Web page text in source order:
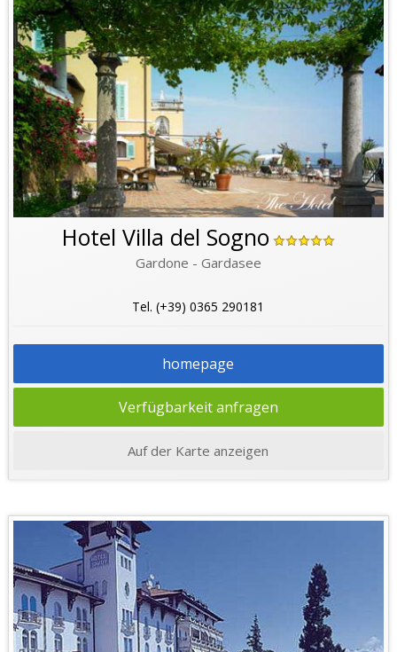
Hotel Villa del Sogno
Gardone - Gardasee
Tel. (+39) 0365 290181
homepage
Verfügbarkeit anfragen
Auf der Karte anzeigen